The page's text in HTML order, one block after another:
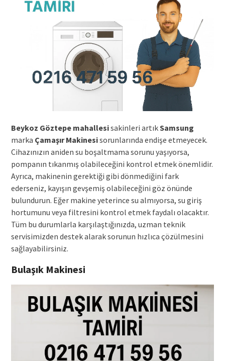
Beykoz Göztepe mahallesisakinleri artıkSamsung
marka Çamaşır Makinesisorunlarında endişe etmeyecek.
Cihazınızın aniden su boşaltmama sorunu yaşıyorsa,
pompanın tıkanmış olabileceğini kontrol etmek önemlidir.
Ayrıca, makinenin gerektiği gibi dönmediğini fark
ederseniz, kayışın gevşemiş olabileceğini göz önünde
bulundurun. Eğer makine yeterince su almıyorsa, su giriş
hortumunu veya filtresini kontrol etmek faydalı olacaktır.
Tüm bu durumlarla karşılaştığınızda, uzman teknik
servisimizden destek alarak sorunun hızlıca çözülmesini
sağlayabilirsiniz.
Bulaşık Makinesi